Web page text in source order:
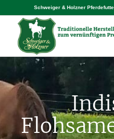
Schweiger & Holzner